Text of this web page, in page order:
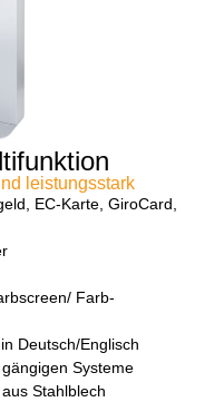
leistungsstark
EC-Karte, GiroCard,
Farb-
Deutsch/Englisch
Systeme
Stahlblech